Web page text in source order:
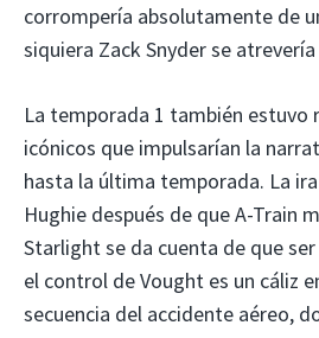
corrompería absolutamente de
siquiera Zack Snyder se
La temporada 1 también
icónicos que impulsarían la
hasta la última temporada. La
Hughie después de que A-Train
Starlight se da cuenta de que
el control de Vought es un cáliz
secuencia del accidente aéreo,